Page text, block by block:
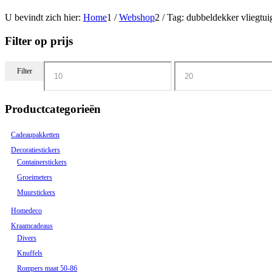
U bevindt zich hier: Home1 / Webshop2 / Tag: dubbeldekker
Filter op prijs
Filter
Productcategorieën
Cadeaupakketten
Decoratiestickers
Containerstickers
Groeimeters
Muurstickers
Homedeco
Kraamcadeaus
Divers
Knuffels
Rompers maat 50-86